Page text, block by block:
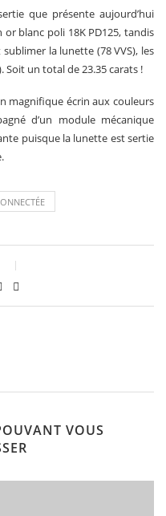
que présente aujourd’hui
blanc poli 18K PD125, tandis
la lunette (78 VVS), les
Soit un total de 23.35 carats !
magnifique écrin aux couleurs
d’un module mécanique
puisque la lunette est sertie
VOUS